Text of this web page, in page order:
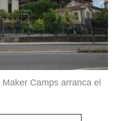
Camps arranca el